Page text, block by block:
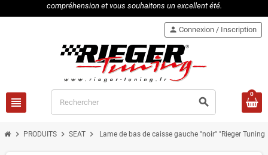
compréhension et vous souhaitons un excellent été.
view_headline search
person Connexion / Inscription
0
chevron_right PRODUITS chevron_right SEAT chevron_right Lame de bas de caisse gauche "noir" "Rieger